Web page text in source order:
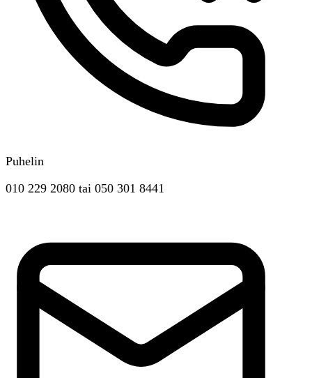
Puhelin
010 229 2080 tai 050 301 8441